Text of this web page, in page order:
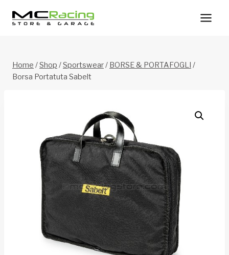
Home /Shop /Sportswear/ BORSE & PORTAFOGLI /
Borsa Portatuta Sabelt